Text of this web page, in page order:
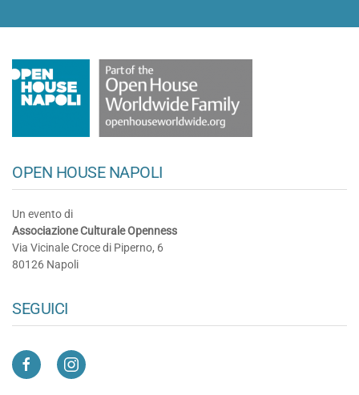
OPEN HOUSE NAPOLI
Un evento di
Associazione Culturale Openness
Via Vicinale Croce di Piperno, 6
80126 Napoli
SEGUICI